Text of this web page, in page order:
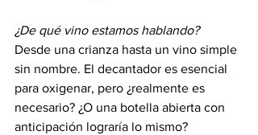
¿De qué vino estamos hablando?
Desde una crianza hasta un vino simple
sin nombre. El decantador es esencial
para oxigenar, pero ¿realmente es
necesario? ¿O una botella abierta con
anticipación lograría lo mismo?